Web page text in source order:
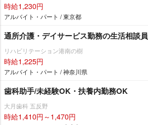
時給1,230円
アルバイト・パート / 東京都
通所介護・デイサービス勤務の生活相談員
リハビリテーション港南の樹
時給1,225円
アルバイト・パート / 神奈川県
歯科助手/未経験OK・扶養内勤務OK
大月歯科 五反野
時給1,410円～1,470円